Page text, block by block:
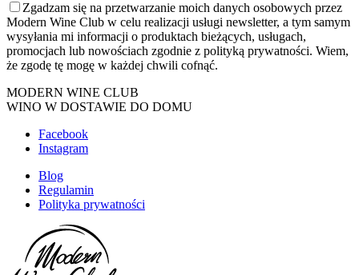
Zgadzam się na przetwarzanie moich danych osobowych przez
Modern Wine Club w celu realizacji usługi newsletter, a tym samym
wysyłania mi informacji o produktach bieżących, usługach,
promocjach lub nowościach zgodnie z polityką prywatności. Wiem,
że zgodę tę mogę w każdej chwili cofnąć.
MODERN WINE CLUB
WINO W DOSTAWIE DO DOMU
Facebook
Instagram
Blog
Regulamin
Polityka prywatności